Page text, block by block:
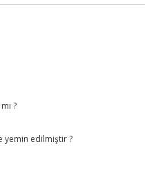
?
yemin edilmiştir ?